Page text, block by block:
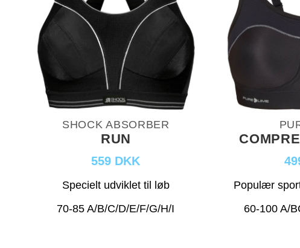
SHOCK ABSORBER
RUN
559 DKK
Specielt udviklet til løb
70-85 A/B/C/D/E/F/G/H/I
Populær
60-100 A/